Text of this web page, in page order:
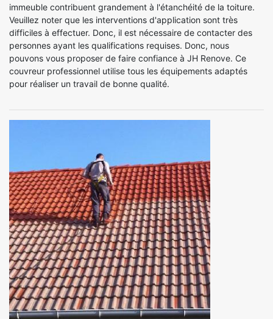
immeuble contribuent grandement à l'étanchéité de la toiture.
Veuillez noter que les interventions d'application sont très
difficiles à effectuer. Donc, il est nécessaire de contacter des
personnes ayant les qualifications requises. Donc, nous
pouvons vous proposer de faire confiance à JH Renove. Ce
couvreur professionnel utilise tous les équipements adaptés
pour réaliser un travail de bonne qualité.